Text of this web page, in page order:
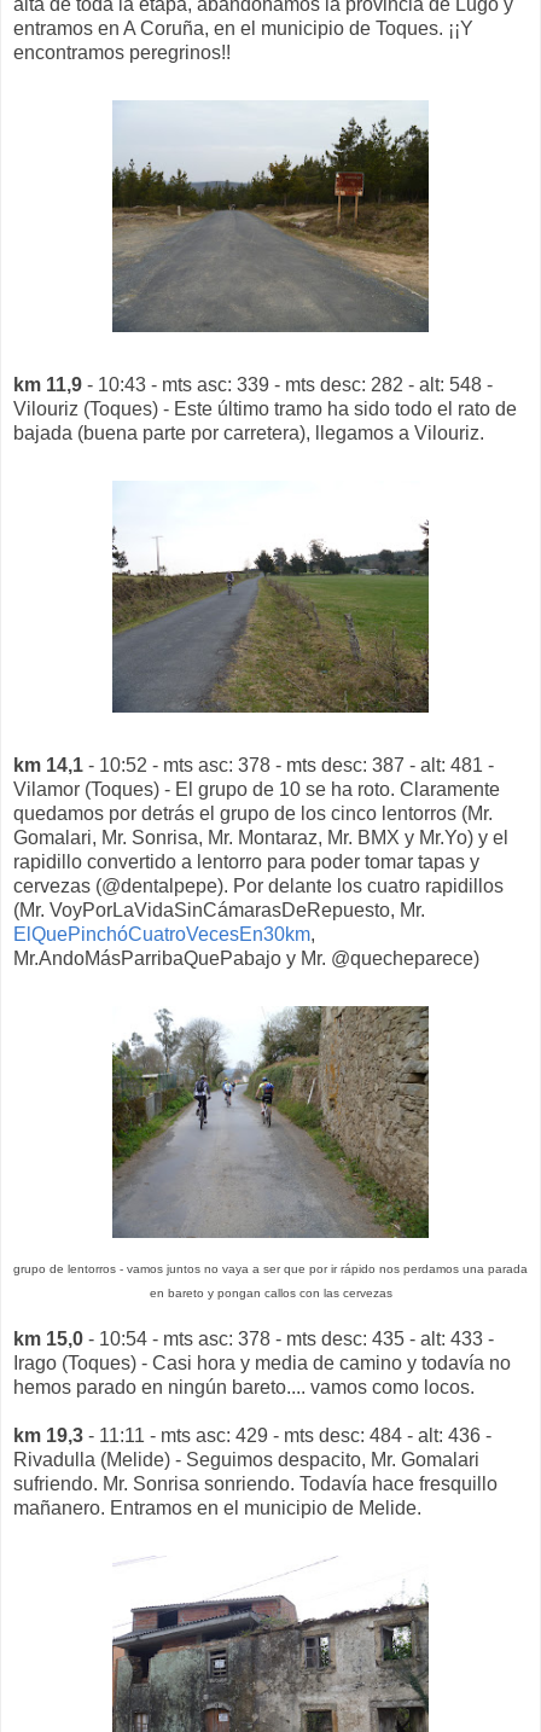
entramos en A Coruña, en el municipio de Toques. ¡¡Y
encontramos peregrinos!!
km 11,9 - 10:43 - mts asc: 339 - mts desc: 282 - alt: 548 -
Vilouriz (Toques) - Este último tramo ha sido todo el rato de
bajada (buena parte por carretera), llegamos a Vilouriz.
km 14,1 - 10:52 - mts asc: 378 - mts desc: 387 - alt: 481 -
Vilamor (Toques) - El grupo de 10 se ha roto. Claramente
quedamos por detrás el grupo de los cinco lentorros (Mr.
Gomalari, Mr. Sonrisa, Mr. Montaraz, Mr. BMX y Mr.Yo) y el
rapidillo convertido a lentorro para poder tomar tapas y
cervezas (@dentalpepe). Por delante los cuatro rapidillos
(Mr. VoyPorLaVidaSinCámarasDeRepuesto, Mr.
ElQuePinchóCuatroVecesEn30km,
Mr.AndoMásParribaQuePabajo y Mr. @quecheparece)
grupo de lentorros - vamos juntos no vaya a ser que por ir rápido nos perdamos una parada
en bareto y pongan callos con las cervezas
km 15,0 - 10:54 - mts asc: 378 - mts desc: 435 - alt: 433 -
Irago (Toques) - Casi hora y media de camino y todavía no
hemos parado en ningún bareto.... vamos como locos.
km 19,3 - 11:11 - mts asc: 429 - mts desc: 484 - alt: 436 -
Rivadulla (Melide) - Seguimos despacito, Mr. Gomalari
sufriendo. Mr. Sonrisa sonriendo. Todavía hace fresquillo
mañanero. Entramos en el municipio de Melide.